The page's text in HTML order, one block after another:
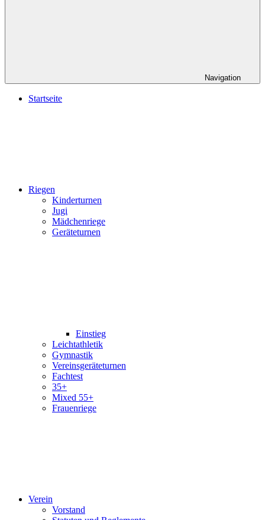
Navigation
Startseite
Riegen
Kinderturnen
Jugi
Mädchenriege
Geräteturnen
Einstieg
Leichtathletik
Gymnastik
Vereinsgeräteturnen
Fachtest
35+
Mixed 55+
Frauenriege
Verein
Vorstand